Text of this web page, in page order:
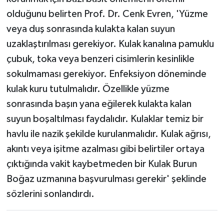
olduğunu belirten Prof. Dr. Cenk Evren, 'Yüzme
veya duş sonrasında kulakta kalan suyun
uzaklaştırılması gerekiyor. Kulak kanalına pamuklu
çubuk, toka veya benzeri cisimlerin kesinlikle
sokulmaması gerekiyor. Enfeksiyon döneminde
kulak kuru tutulmalıdır. Özellikle yüzme
sonrasında başın yana eğilerek kulakta kalan
suyun boşaltılması faydalıdır. Kulaklar temiz bir
havlu ile nazik şekilde kurulanmalıdır. Kulak ağrısı,
akıntı veya işitme azalması gibi belirtiler ortaya
çıktığında vakit kaybetmeden bir Kulak Burun
Boğaz uzmanına başvurulması gerekir' şeklinde
sözlerini sonlandırdı.